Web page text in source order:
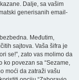
Dalje, sa vašim
generisanih email-
Međutim,
sajtova. Vaša šifra je
se!”, zato vas molimo da
ko povezan sa “Sezame,
moći da zatraži vašu